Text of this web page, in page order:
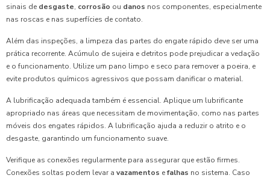
sinais de desgaste, corrosão ou danos nos componentes, especialmente
nas roscas e nas superfícies de contato.
Além das inspeções, a limpeza das partes do engate rápido deve ser uma
prática recorrente. Acúmulo de sujeira e detritos pode prejudicar a vedação
e o funcionamento. Utilize um pano limpo e seco para remover a poeira, e
evite produtos químicos agressivos que possam danificar o material.
A lubrificação adequada também é essencial. Aplique um lubrificante
apropriado nas áreas que necessitam de movimentação, como nas partes
móveis dos engates rápidos. A lubrificação ajuda a reduzir o atrito e o
desgaste, garantindo um funcionamento suave.
Verifique as conexões regularmente para assegurar que estão firmes.
Conexões soltas podem levar a vazamentos efalhas no sistema. Caso